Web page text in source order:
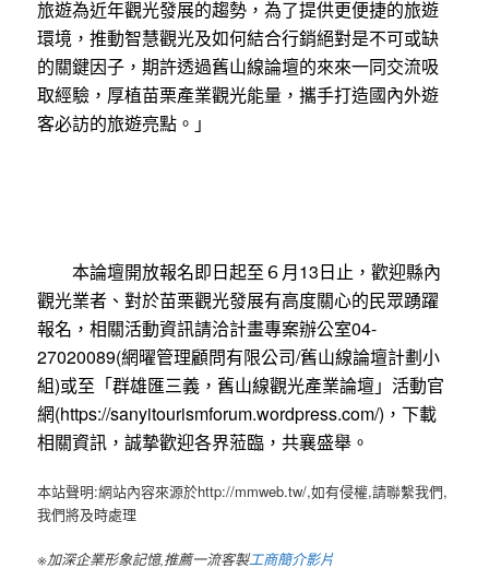
旅遊為近年觀光發展的趨勢，為了提供更便捷的旅遊
環境，推動智慧觀光及如何結合行銷絕對是不可或缺
的關鍵因子，期許透過舊山線論壇的來來一同交流吸
取經驗，厚植苗栗產業觀光能量，攜手打造國內外遊
客必訪的旅遊亮點。」
本論壇開放報名即日起至６月13日止，歡迎縣內
觀光業者、對於苗栗觀光發展有高度關心的民眾踴躍
報名，相關活動資訊請洽計畫專案辦公室04-
27020089(網曜管理顧問有限公司/舊山線論壇計劃小
組)或至「群雄匯三義，舊山線觀光產業論壇」活動官
網(https://sanyitourismforum.wordpress.com/)，下載
相關資訊，誠摯歡迎各界蒞臨，共襄盛舉。
本站聲明:網站內容來源於http://mmweb.tw/,如有侵權,請聯繫我們,
我們將及時處理
※加深企業形象記憶,推薦一流客製工商簡介影片